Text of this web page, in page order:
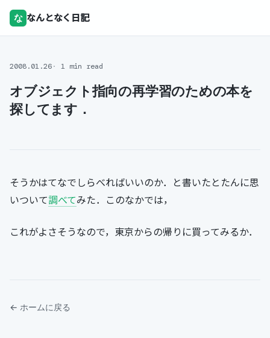
な なんとなく日記
2008.01.26 1 min read
オブジェクト指向の再学習のための本を
探してます．
そうかはてなでしらべればいいのか．と書いたとたんに思
いついて調べてみた．このなかでは，
これがよさそうなので，東京からの帰りに買ってみるか．
← ホームに戻る